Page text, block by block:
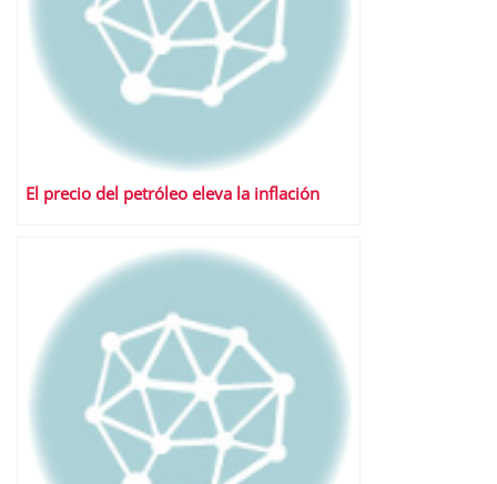
El precio del petróleo eleva la inflación